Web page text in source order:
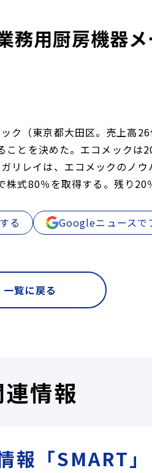
務用厨房機器
ク（東京都大田区。売上高
とを決めた。エコメックは
リレイは、エコメックのノ
式80％を取得する。残り20
る Googleニュースで
一覧に戻る
連情報
報「SMART」